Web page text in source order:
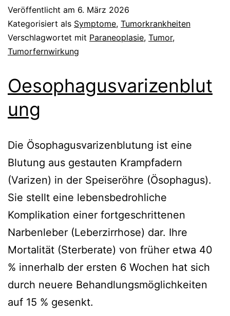
Veröffentlicht am 6. März 2026
Kategorisiert als Symptome, Tumorkrankheiten
Verschlagwortet mit Paraneoplasie, Tumor,
Tumorfernwirkung
Oesophagusvarizenblut
ung
Die Ösophagusvarizenblutung ist eine
Blutung aus gestauten Krampfadern
(Varizen) in der Speiseröhre (Ösophagus).
Sie stellt eine lebensbedrohliche
Komplikation einer fortgeschrittenen
Narbenleber (Leberzirrhose) dar. Ihre
Mortalität (Sterberate) von früher etwa 40
% innerhalb der ersten 6 Wochen hat sich
durch neuere Behandlungsmöglichkeiten
auf 15 % gesenkt.